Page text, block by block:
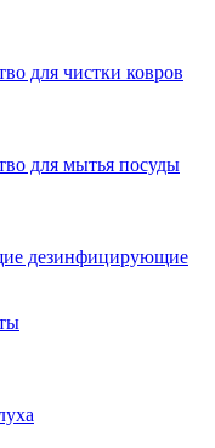
для чистки ковров
для мытья посуды
дезинфицирующие